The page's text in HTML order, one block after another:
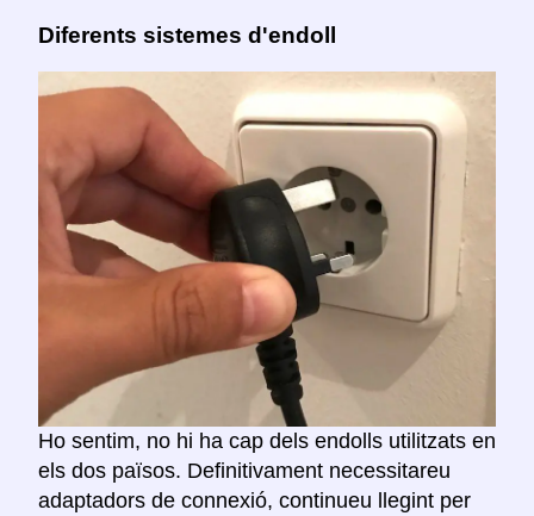
Diferents sistemes d'endoll
Ho sentim, no hi ha cap dels endolls utilitzats en
els dos països. Definitivament necessitareu
adaptadors de connexió, continueu llegint per